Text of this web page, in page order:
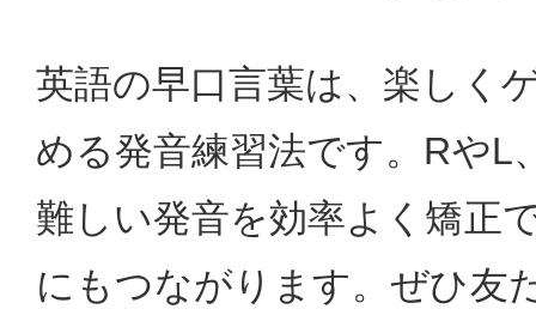
英語の早口言葉は、楽しく
める発音練習法です。RやL
難しい発音を効率よく矯正
にもつながります。ぜひ友